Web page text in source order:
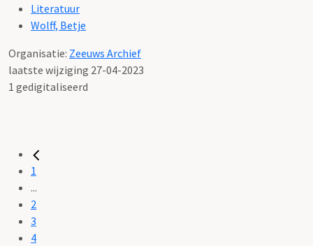
Literatuur
Wolff, Betje
Organisatie: Zeeuws Archief
laatste wijziging 27-04-2023
1 gedigitaliseerd
1
...
2
3
4